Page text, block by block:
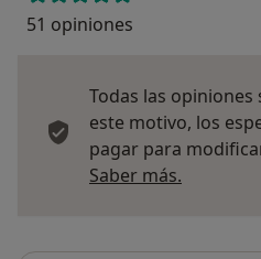
51 opiniones
Todas las
este motivo, los
pagar para
Saber más.